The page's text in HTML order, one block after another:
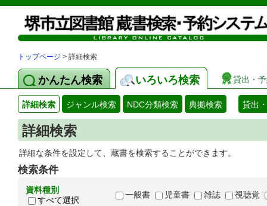
トップページ > 詳細検索
かんたん検索 いろいろ検索 貸出・
詳細検索 ジャンル検索 NDC分類検索 典拠検索 貸出
詳細検索
詳細な条件を設定して、蔵書を検索することができます。
検索条件
資料種別
すべて選択
一般書 児童書 雑誌 視聴覚